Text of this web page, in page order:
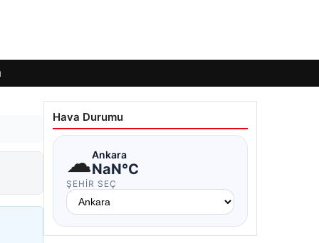
Hava Durumu
☁Ankara
NaN°C
ŞEHIR SEÇ